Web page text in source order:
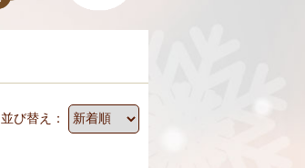
並び替え：